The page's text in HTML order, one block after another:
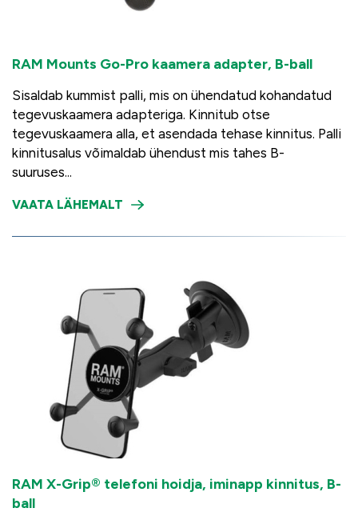
RAM Mounts Go-Pro kaamera adapter, B-ball
Sisaldab kummist palli, mis on ühendatud kohandatud
tegevuskaamera adapteriga. Kinnitub otse
tegevuskaamera alla, et asendada tehase kinnitus. Palli
kinnitusalus võimaldab ühendust mis tahes B-
suuruses...
VAATA LÄHEMALT
RAM X-Grip® telefoni hoidja, iminapp kinnitus, B-
ball